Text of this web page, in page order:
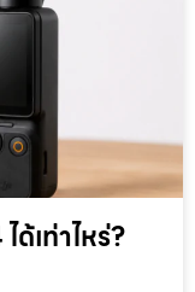
เท่าไหร่?